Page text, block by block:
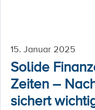
15. Januar 2025
Solide
Zeiten –
sichert